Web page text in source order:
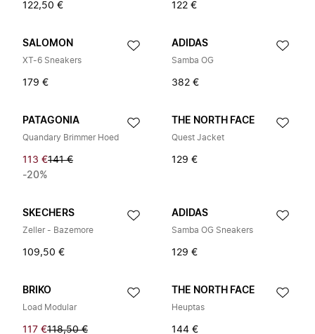
122,50 € 122 €
SALOMON
XT-6 Sneakers
179 €
ADIDAS
Samba OG
382 €
PATAGONIA
Quandary Brimmer Hoed
113 €141 €
-20%
THE NORTH FACE
Quest Jacket
129 €
SKECHERS
Zeller - Bazemore
109,50 €
ADIDAS
Samba OG Sneakers
129 €
BRIKO
Load Modular
117 €118,50 €
THE NORTH FACE
Heuptas
144 €